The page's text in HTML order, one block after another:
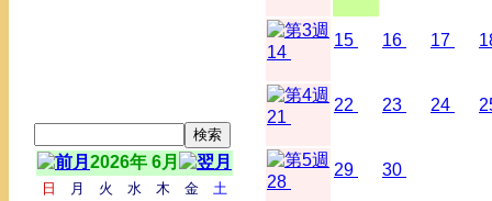
2026年 6月
日 月 火 水 木 金
土
14
15 16 17
21
22 23 24
28
29 30